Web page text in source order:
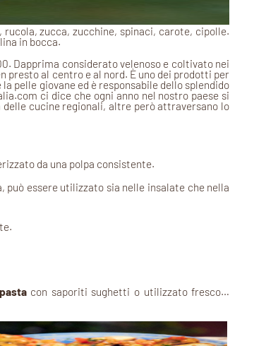
zucca, zucchine, spinaci, carote, cipolle.
in bocca.
Dapprima considerato velenoso e coltivato nei
presto al centro e al nord. È uno dei prodotti per
pelle giovane ed è responsabile dello splendido
ci dice che ogni anno nel nostro paese si
cucine regionali, altre però attraversano lo
da una polpa consistente.
essere utilizzato sia nelle insalate che nella
con saporiti sughetti o utilizzato fresco…